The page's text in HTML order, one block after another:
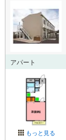
アパート
もっと見る